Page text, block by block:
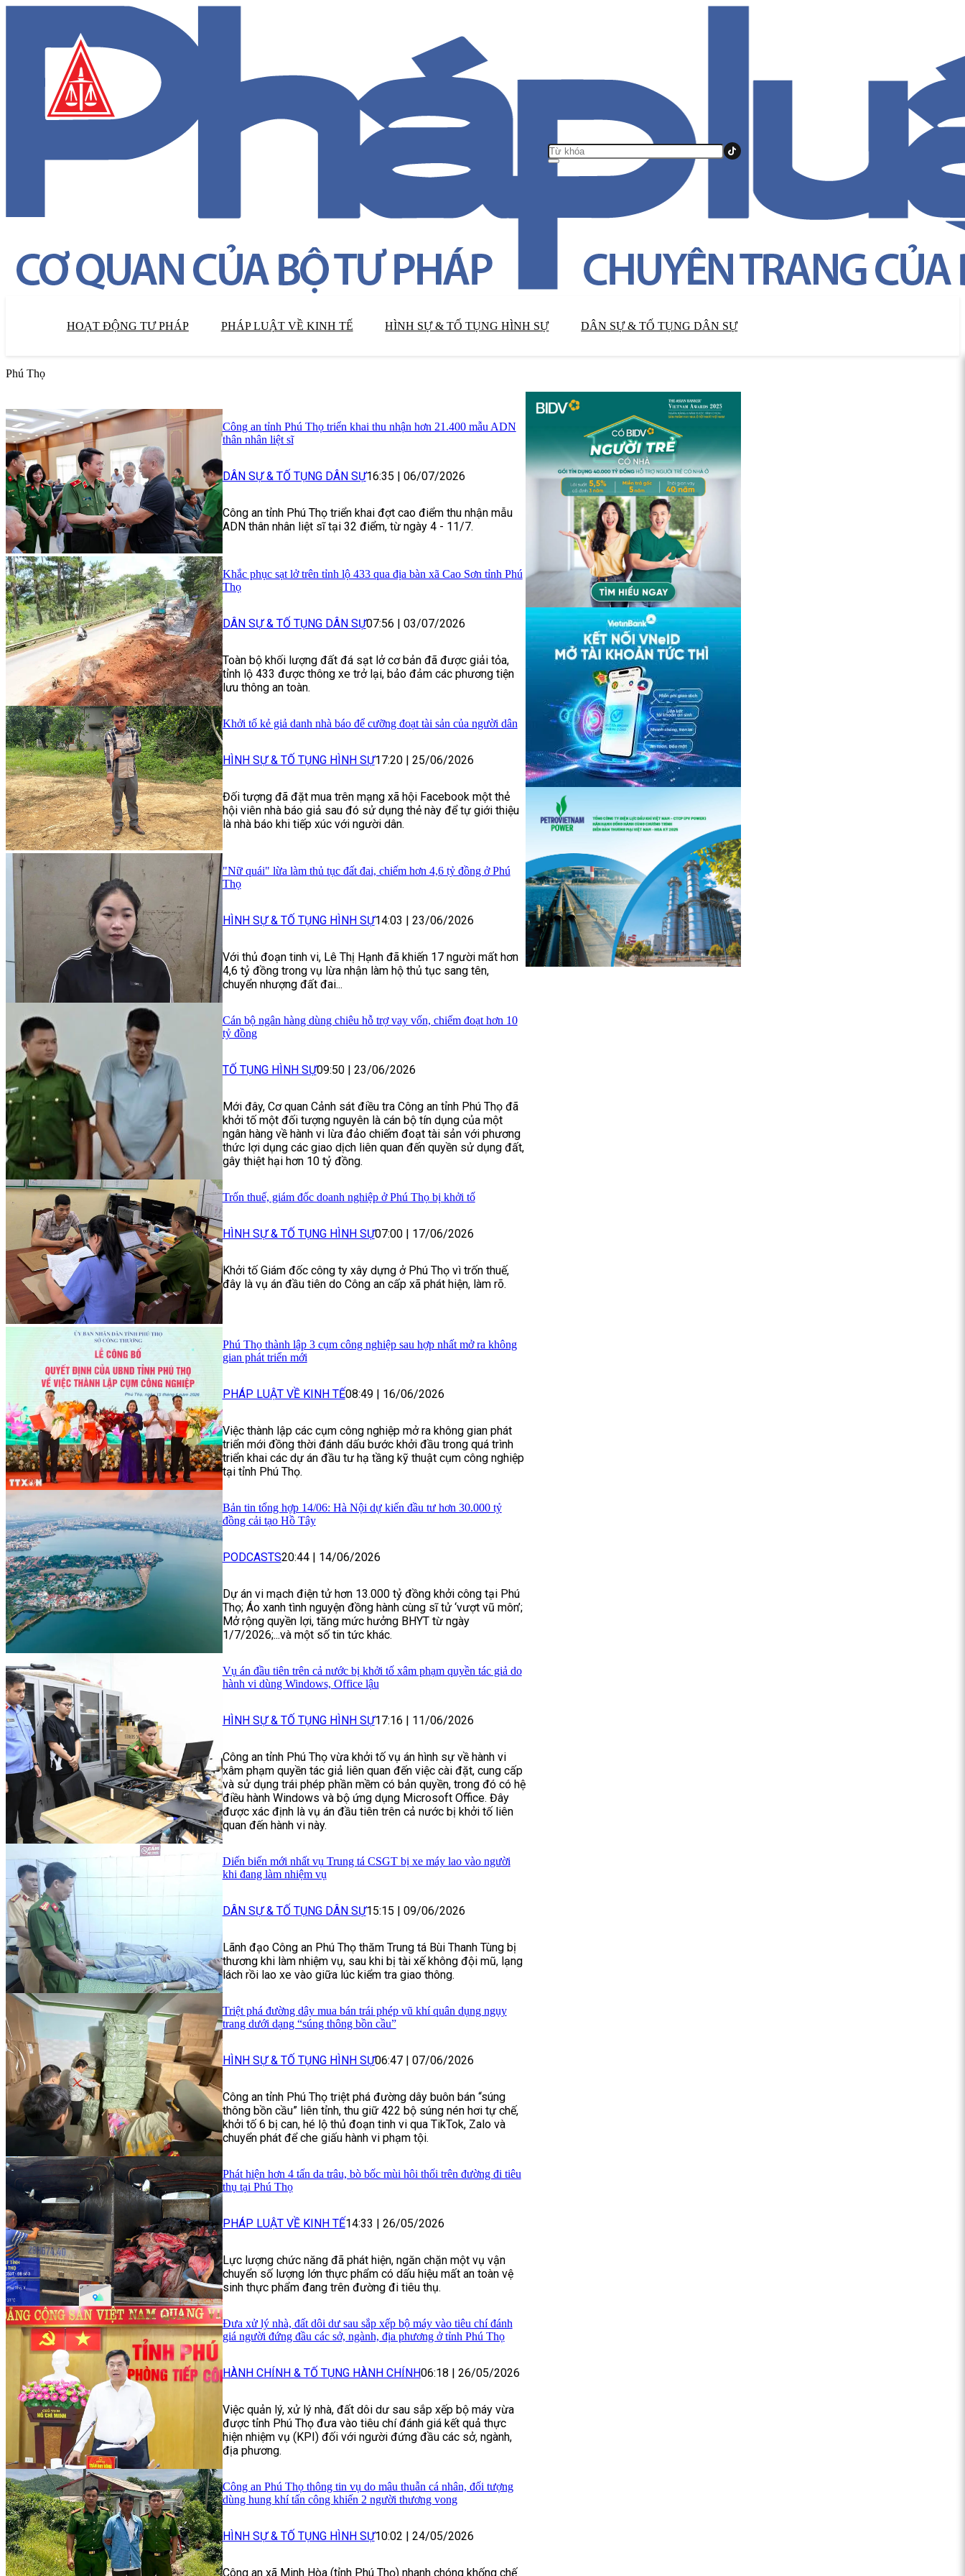
HOẠT ĐỘNG TƯ PHÁP PHÁP LUẬT VỀ KINH TẾ HÌNH SỰ & TỐ TỤNG HÌNH SỰ DÂN SỰ & TỐ TỤNG DÂN SỰ
Phú Thọ
Công an tỉnh Phú Thọ triển khai thu nhận hơn 21.400 mẫu ADN
thân nhân liệt sĩ
DÂN SỰ & TỐ TỤNG DÂN SỰ16:35 | 06/07/2026
Công an tỉnh Phú Thọ triển khai đợt cao điểm thu nhận mẫu
ADN thân nhân liệt sĩ tại 32 điểm, từ ngày 4 - 11/7.
Khắc phục sạt lở trên tỉnh lộ 433 qua địa bàn xã Cao Sơn tỉnh Phú
Thọ
DÂN SỰ & TỐ TỤNG DÂN SỰ07:56 | 03/07/2026
Toàn bộ khối lượng đất đá sạt lở cơ bản đã được giải tỏa,
tỉnh lộ 433 được thông xe trở lại, bảo đảm các phương tiện
lưu thông an toàn.
Khởi tố kẻ giả danh nhà báo để cưỡng đoạt tài sản của người dân
HÌNH SỰ & TỐ TỤNG HÌNH SỰ17:20 | 25/06/2026
Đối tượng đã đặt mua trên mạng xã hội Facebook một thẻ
hội viên nhà báo giả sau đó sử dụng thẻ này để tự giới thiệu
là nhà báo khi tiếp xúc với người dân.
"Nữ quái" lừa làm thủ tục đất đai, chiếm hơn 4,6 tỷ đồng ở Phú
Thọ
HÌNH SỰ & TỐ TỤNG HÌNH SỰ14:03 23/06/2026
Với thủ đoạn tinh vi, Lê Thị Hạnh đã khiến 17 người mất hơn
4,6 tỷ đồng trong vụ lừa nhận làm hộ thủ tục sang tên,
chuyển nhượng đất đai...
Cán bộ ngân hàng dùng chiêu hỗ trợ vay vốn, chiếm đoạt hơn 10
tỷ đồng
TỐ TỤNG HÌNH SỰ09:50 23/06/2026
Mới đây, Cơ quan Cảnh sát điều tra Công an tỉnh Phú Thọ đã
khởi tố một đối tượng nguyên là cán bộ tín dụng của một
ngân hàng về hành vi lừa đảo chiếm đoạt tài sản với phương
thức lợi dụng các giao dịch liên quan đến quyền sử dụng đất,
gây thiệt hại hơn 10 tỷ đồng.
Trốn thuế, giám đốc doanh nghiệp ở Phú Thọ bị khởi tố
HÌNH SỰ & TỐ TỤNG HÌNH SỰ07:00 17/06/2026
Khởi tố Giám đốc công ty xây dựng ở Phú Thọ vì trốn thuế,
đây là vụ án đầu tiên do Công an cấp xã phát hiện, làm rõ.
Phú Thọ thành lập 3 cụm công nghiệp sau hợp nhất mở ra không
gian phát triển mới
PHÁP LUẬT VỀ KINH TẾ08:49 16/06/2026
Việc thành lập các cụm công nghiệp mở ra không gian phát
triển mới đồng thời đánh dấu bước khởi đầu trong quá trình
triển khai các dự án đầu tư hạ tầng kỹ thuật cụm công nghiệp
tại tỉnh Phú Thọ.
Bản tin tổng hợp 14/06: Hà Nội dự kiến đầu tư hơn 30.000 tỷ
đồng cải tạo Hồ Tây
PODCASTS20:44 14/06/2026
Dự án vi mạch điện tử hơn 13.000 tỷ đồng khởi công tại Phú
Thọ; Áo xanh tình nguyện đồng hành cùng sĩ tử ‘vượt vũ môn’;
Mở rộng quyền lợi, tăng mức hưởng BHYT từ ngày
1/7/2026;...và một số tin tức khác.
Vụ án đầu tiên trên cả nước bị khởi tố xâm phạm quyền tác giả do
hành vi dùng Windows, Office lậu
HÌNH SỰ & TỐ TỤNG HÌNH SỰ17:16 11/06/2026
Công an tỉnh Phú Thọ vừa khởi tố vụ án hình sự về hành vi
xâm phạm quyền tác giả liên quan đến việc cài đặt, cung cấp
và sử dụng trái phép phần mềm có bản quyền, trong đó có hệ
điều hành Windows và bộ ứng dụng Microsoft Office. Đây
được xác định là vụ án đầu tiên trên cả nước bị khởi tố liên
quan đến hành vi này.
Diến biến mới nhất vụ Trung tá CSGT bị xe máy lao vào người
khi đang làm nhiệm vụ
DÂN SỰ & TỐ TỤNG DÂN SỰ15:15 09/06/2026
Lãnh đạo Công an Phú Thọ thăm Trung tá Bùi Thanh Tùng bị
thương khi làm nhiệm vụ, sau khi bị tài xế không đội mũ, lạng
lách rồi lao xe vào giữa lúc kiểm tra giao thông.
Triệt phá đường dây mua bán trái phép vũ khí quân dụng ngụy
trang dưới dạng “súng thông bồn cầu”
HÌNH SỰ & TỐ TỤNG HÌNH SỰ06:47 07/06/2026
Công an tỉnh Phú Thọ triệt phá đường dây buôn bán “súng
thông bồn cầu” liên tỉnh, thu giữ 422 bộ súng nén hơi tự chế,
khởi tố 6 bị can, hé lộ thủ đoạn tinh vi qua TikTok, Zalo và
chuyển phát để che giấu hành vi phạm tội.
Phát hiện hơn 4 tấn da trâu, bò bốc mùi hôi thối trên đường đi tiêu
thụ tại Phú Thọ
PHÁP LUẬT VỀ KINH TẾ14:33 26/05/2026
Lực lượng chức năng đã phát hiện, ngăn chặn một vụ vận
chuyển số lượng lớn thực phẩm có dấu hiệu mất an toàn vệ
sinh thực phẩm đang trên đường đi tiêu thụ.
Đưa xử lý nhà, đất dôi dư sau sắp xếp bộ máy vào tiêu chí đánh
giá người đứng đầu các sở, ngành, địa phương ở tỉnh Phú Thọ
HÀNH CHÍNH & TỐ TỤNG HÀNH CHÍNH06:18 26/05/2026
Việc quản lý, xử lý nhà, đất dôi dư sau sắp xếp bộ máy vừa
được tỉnh Phú Thọ đưa vào tiêu chí đánh giá kết quả thực
hiện nhiệm vụ (KPI) đối với người đứng đầu các sở, ngành,
địa phương.
Công an Phú Thọ thông tin vụ do mâu thuẫn cá nhân, đối tượng
dùng hung khí tấn công khiến 2 người thương vong
HÌNH SỰ & TỐ TỤNG HÌNH SỰ10:02 24/05/2026
Công an xã Minh Hòa (tỉnh Phú Thọ) nhanh chóng khống chế